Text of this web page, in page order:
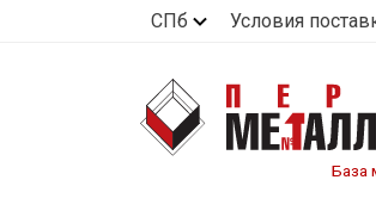
СПб Условия
База